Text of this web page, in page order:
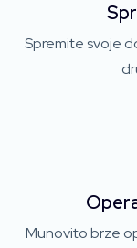
Spremite svoje
Munovito brze